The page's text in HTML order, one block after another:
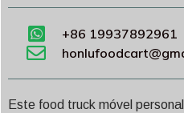
+86 19937892961
Este food truck móvel